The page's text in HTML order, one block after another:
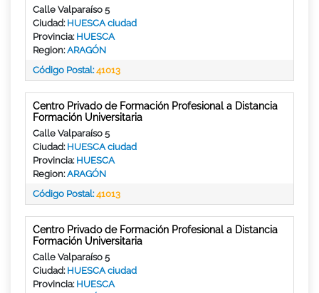
Calle Valparaíso 5
Ciudad: HUESCA ciudad
Provincia: HUESCA
Region:ARAGÓN
Código Postal:41013
Centro Privado de Formación Profesional a Distancia
Formación Universitaria
Calle Valparaíso 5
Ciudad: HUESCA ciudad
Provincia: HUESCA
Region:ARAGÓN
Código Postal:41013
Centro Privado de Formación Profesional a Distancia
Formación Universitaria
Calle Valparaíso 5
Ciudad: HUESCA ciudad
Provincia: HUESCA